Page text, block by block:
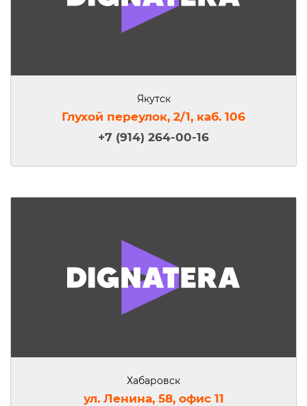
Якутск
Глухой переулок, 2/1, каб. 106
+7 (914) 264-00-16
Хабаровск
ул. Ленина, 58, офис 11